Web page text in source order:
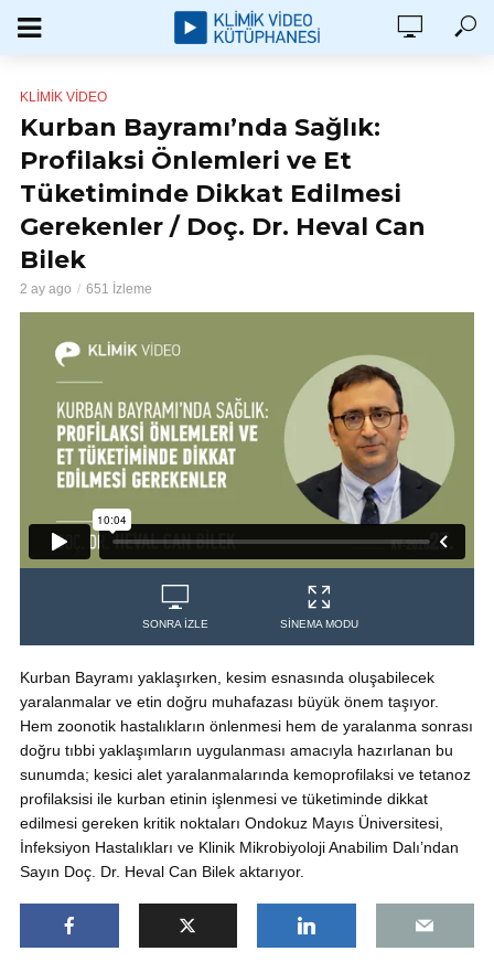
KLİMİK VIDEO
Kurban Bayramı’nda Sağlık:
Profilaksi Önlemleri ve Et
Tüketiminde Dikkat Edilmesi
Gerekenler / Doç. Dr. Heval Can
Bilek
2 ay ago 651 İzleme
SONRA İZLE SİNEMA MODU
Kurban Bayramı yaklaşırken, kesim esnasında oluşabilecek
yaralanmalar ve etin doğru muhafazası büyük önem taşıyor.
Hem zoonotik hastalıkların önlenmesi hem de yaralanma sonrası
doğru tıbbi yaklaşımların uygulanması amacıyla hazırlanan bu
sunumda; kesici alet yaralanmalarında kemoprofilaksi ve tetanoz
profilaksisi ile kurban etinin işlenmesi ve tüketiminde dikkat
edilmesi gereken kritik noktaları Ondokuz Mayıs Üniversitesi,
İnfeksiyon Hastalıkları ve Klinik Mikrobiyoloji Anabilim Dalı’ndan
Sayın Doç. Dr. Heval Can Bilek aktarıyor.